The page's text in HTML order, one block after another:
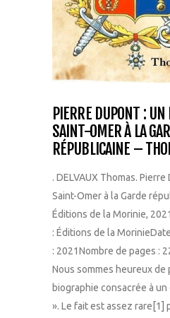
PIERRE DUPONT :
SAINT-OMER À LA
RÉPUBLICAINE –
. DELVAUX Thomas.
Saint-Omer à la Garde
Éditions de la Morinie,
: Éditions de la
: 2021Nombre de pages :
Nous sommes heureux de
biographie consacrée à un
». Le fait est assez rare[1]